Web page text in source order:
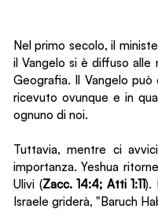
Nel primo secolo, il
il Vangelo si è diffuso alle
Geografia. Il Vangelo
ricevuto ovunque e in
ognuno di noi.
Tuttavia, mentre ci
importanza. Yeshua
Ulivi (Zacc. 14:4; Atti 1:11).
Israele griderà, "Baruch